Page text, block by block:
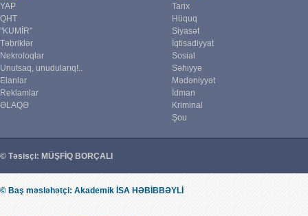
YAP
QHT
"KUMİR"
Təbriklər
Nekroloqlar
Unutsaq, unudularıq!..
Elanlar
Reklamlar
ƏLAQƏ
Tarix
Hüquq
Siyasət
İqtisadiyyat
Sosial
Səhiyyə
Mədəniyyət
İdman
Kriminal
Şou
© Təsisçi: MÜŞFİQ BORÇALI
© Baş məsləhətçi: Akademik İSA HƏBİBBƏYLİ